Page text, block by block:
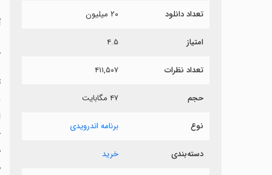
تعداد دانلود ۲۰ میلیون
امتیاز ۴.۵
تعداد نظرات ۴۱۱,۵۰۷
حجم ۴۷ مگابایت
نوع برنامه اندرویدی
دسته‌بندی خرید